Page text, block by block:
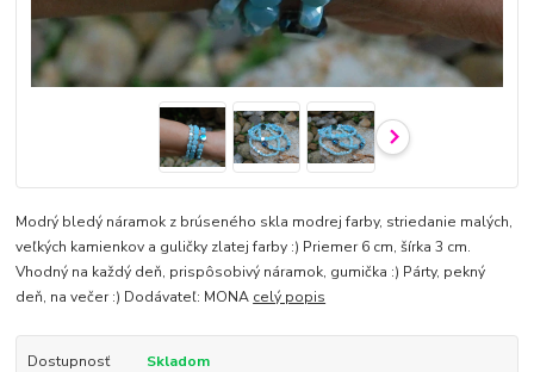
Modrý bledý náramok z brúseného skla modrej farby, striedanie malých,
veľkých kamienkov a guličky zlatej farby :) Priemer 6 cm, šírka 3 cm.
Vhodný na každý deň, prispôsobivý náramok, gumička :) Párty, pekný
deň, na večer :) Dodávateľ: MONA celý popis
Dostupnosť Skladom